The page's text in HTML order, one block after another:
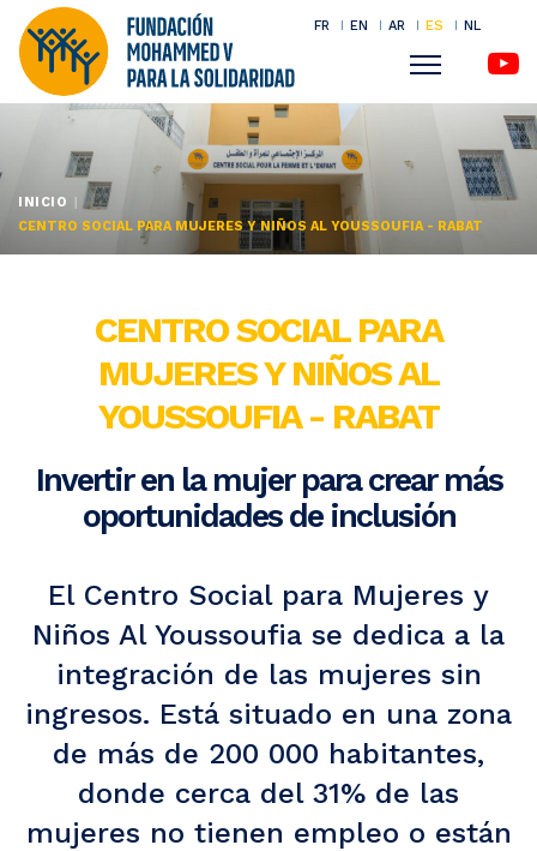
contenido
principal
FR EN AR ES NL
Menu
INICIO
CENTRO SOCIAL PARA MUJERES Y NIÑOS AL YOUSSOUFIA - RABAT
CENTRO SOCIAL PARA
MUJERES Y NIÑOS AL
YOUSSOUFIA - RABAT
Invertir en la mujer para crear más
oportunidades de inclusión
El Centro Social para Mujeres y
Niños Al Youssoufia se dedica a la
integración de las mujeres sin
ingresos. Está situado en una zona
de más de 200 000 habitantes,
donde cerca del 31% de las
mujeres no tienen empleo o están